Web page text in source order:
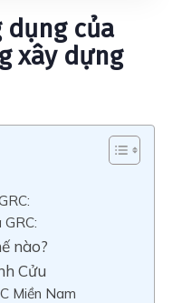
dụng của
xây dựng
nào?
Cửu
Miền Nam